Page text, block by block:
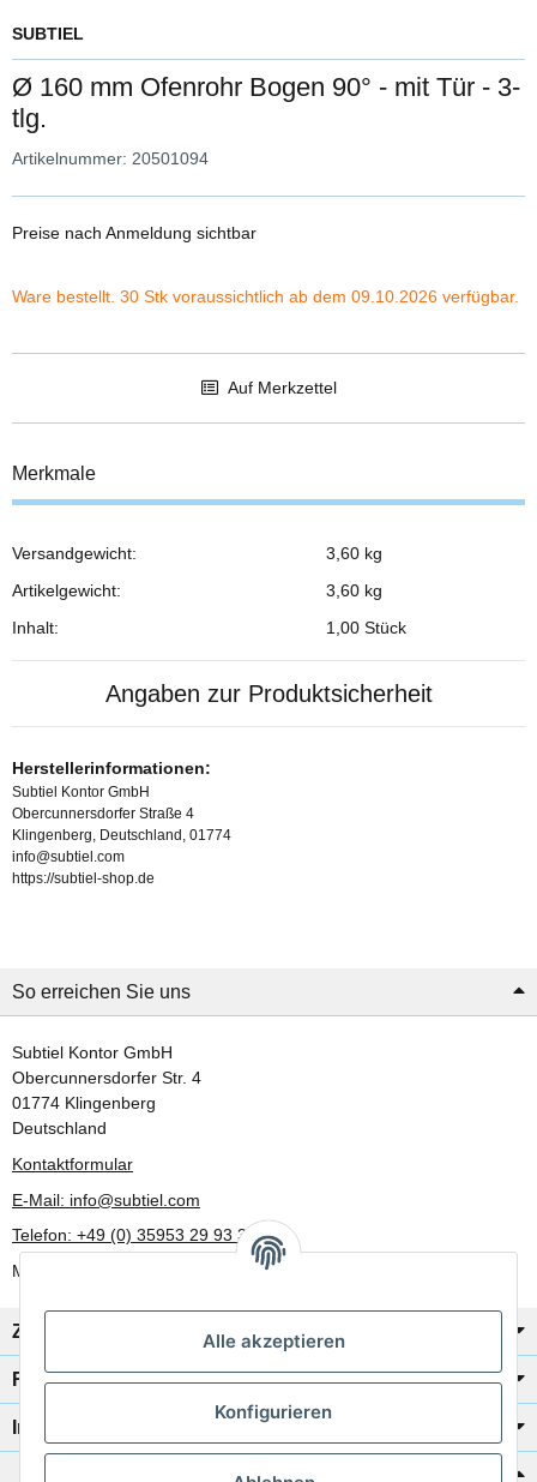
Alle akzeptieren
Konfigurieren
SUBTIEL
Ø 160 mm Ofenrohr Bogen 90° - mit Tür - 3-
tlg.
Artikelnummer: 20501094
Preise nach Anmeldung sichtbar
Ware bestellt. 30 Stk voraussichtlich ab dem 09.10.2026 verfügbar.
Auf Merkzettel
Merkmale
Produkteigenschaft
Wert
Versandgewicht:
3,60 kg
Artikelgewicht:
3,60 kg
Inhalt:
1,00 Stück
Angaben zur Produktsicherheit
Herstellerinformationen:
Subtiel Kontor GmbH
Obercunnersdorfer Straße 4
Klingenberg, Deutschland, 01774
info@subtiel.com
https://subtiel-shop.de
So erreichen Sie uns
Subtiel Kontor GmbH
Obercunnersdorfer Str. 4
01774 Klingenberg
Deutschland
Kontaktformular
E-Mail: info@subtiel.com
Telefon: +49 (0) 35953 29 93 30
Mo-Fr: 8:00 Uhr - 17:00 Uhr
Zahlung/Versand
Rechtliches
Informationen
Katalog zur Hand?